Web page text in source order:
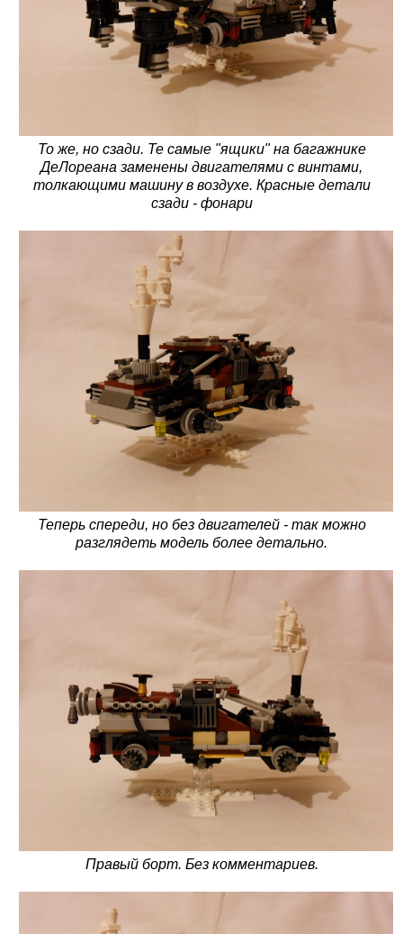
То же, но сзади. Те самые "ящики" на багажнике
ДеЛореана заменены двигателями с винтами,
толкающими машину в воздухе. Красные детали
сзади - фонари
Теперь спереди, но без двигателей - так можно
разглядеть модель более детально.
Правый борт. Без комментариев.